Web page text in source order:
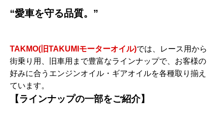
“愛車を守る品質。”
TAKMO(旧TAKUMIモーターオイル)では、レース用から
街乗り用、旧車用まで豊富なラインナップで、お客様の
好みに合うエンジンオイル・ギアオイルを各種取り揃え
ています。
【ラインナップの一部をご紹介】